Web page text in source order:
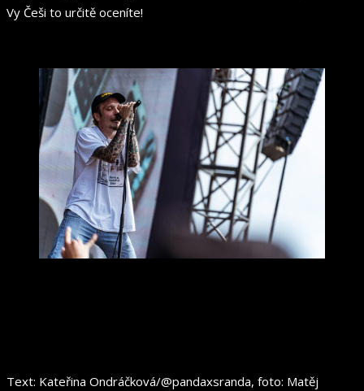
Vy Češi to určitě oceníte!
Text: Kateřina Ondráčková/@pandaxsranda, foto: Matěj